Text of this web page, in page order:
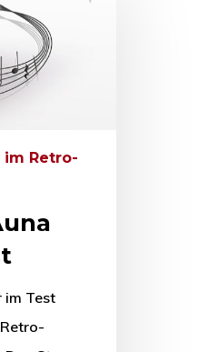
Retro-
im Test